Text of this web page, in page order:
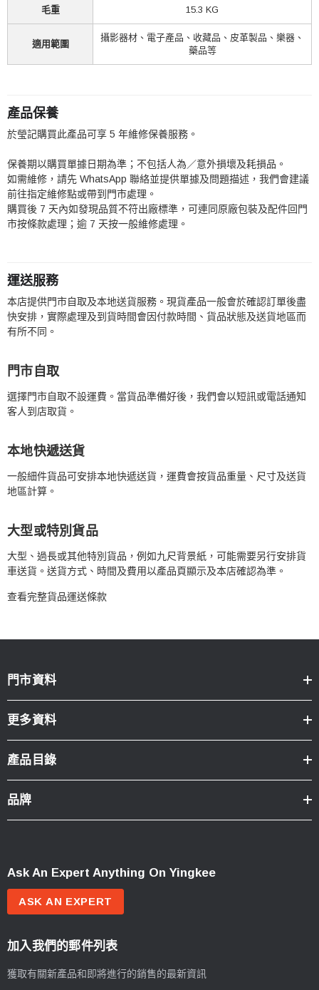
毛重 15.3 KG
適用範圍
攝影器材、電子產品、收藏品、皮革製品、樂器、
藥品等
產品保養
於瑩記購買此產品可享 5 年維修保養服務。
保養期以購買單據日期為準；不包括人為／意外損壞及耗損品。
如需維修，請先 WhatsApp 聯絡並提供單據及問題描述，我們會建議
前往指定維修點或帶到門市處理。
購買後 7 天內如發現品質不符出廠標準，可連同原廠包裝及配件回門
市按條款處理；逾 7 天按一般維修處理。
運送服務
本店提供門市自取及本地送貨服務。現貨產品一般會於確認訂單後盡
快安排，實際處理及到貨時間會因付款時間、貨品狀態及送貨地區而
有所不同。
門市自取
選擇門市自取不設運費。當貨品準備好後，我們會以短訊或電話通知
客人到店取貨。
本地快遞送貨
一般細件貨品可安排本地快遞送貨，運費會按貨品重量、尺寸及送貨
地區計算。
大型或特別貨品
大型、過長或其他特別貨品，例如九尺背景紙，可能需要另行安排貨
車送貨。送貨方式、時間及費用以產品頁顯示及本店確認為準。
查看完整貨品運送條款
門市資料
更多資料
產品目錄
品牌
Ask An Expert Anything On Yingkee
ASK AN EXPERT
加入我們的郵件列表
獲取有關新產品和即將進行的銷售的最新資訊